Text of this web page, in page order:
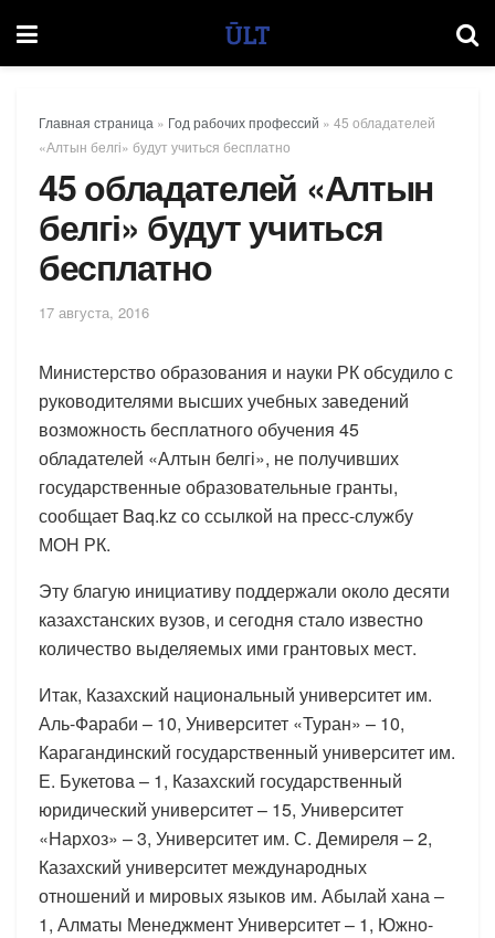
Главная страница » Год рабочих профессий » 45 обладателей
«Алтын белгі» будут учиться бесплатно
45 обладателей «Алтын
белгі» будут учиться
бесплатно
17 августа, 2016
Министерство образования и науки РК обсудило с
руководителями высших учебных заведений
возможность бесплатного обучения 45
обладателей «Алтын белгі», не получивших
государственные образовательные гранты,
сообщает Baq.kz со ссылкой на пресс-службу
МОН РК.
Эту благую инициативу поддержали около десяти
казахстанских вузов, и сегодня стало известно
количество выделяемых ими грантовых мест.
Итак, Казахский национальный университет им.
Аль-Фараби – 10, Университет «Туран» – 10,
Карагандинский государственный университет им.
Е. Букетова – 1, Казахский государственный
юридический университет – 15, Университет
«Нархоз» – 3, Университет им. С. Демиреля – 2,
Казахский университет международных
отношений и мировых языков им. Абылай хана –
1, Алматы Менеджмент Университет – 1, Южно-